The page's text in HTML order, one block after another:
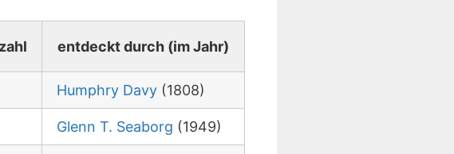
entdeckt durch (im Jahr)
Humphry Davy (1808)
Glenn T. Seaborg (1949)